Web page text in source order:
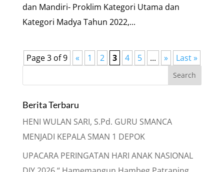
dan Mandiri- Proklim Kategori Utama dan
Kategori Madya Tahun 2022,...
Page 3 of 9 « 1 2 3 4 5 ... » Last »
Berita Terbaru
HENI WULAN SARI, S.Pd. GURU SMANCA
MENJADI KEPALA SMAN 1 DEPOK
UPACARA PERINGATAN HARI ANAK NASIONAL